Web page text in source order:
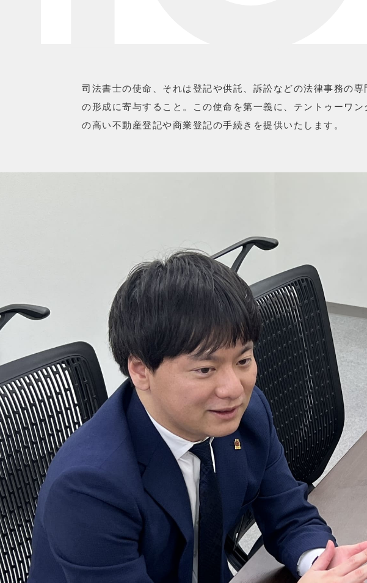
司法書士の使命、それは登記や供託、訴訟などの法律事務の
の形成に寄与すること。この使命を第一義に、テントゥーワ
の高い不動産登記や商業登記の手続きを提供いたします。